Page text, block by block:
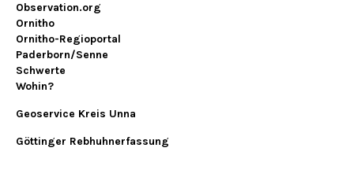
Observation.org
Ornitho
Ornitho-Regioportal
Paderborn/Senne
Schwerte
Wohin?
Geoservice Kreis Unna
Göttinger Rebhuhnerfassung